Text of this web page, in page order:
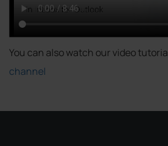
You can also watch our video
channel